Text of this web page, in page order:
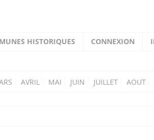
HISTORIQUES CONNEXION
AVRIL MAI JUIN JUILLET AOUT